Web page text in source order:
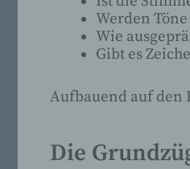
Werden
Wie
Gibt es
Aufbauend auf den
Die